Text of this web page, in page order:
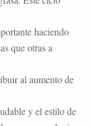
haciendo
que otras a
al aumento de
y el estilo de